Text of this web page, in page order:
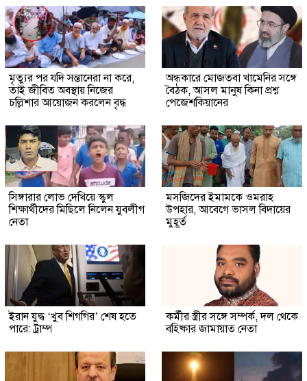
মৃত্যুর পর যদি সন্তানেরা না করে,
তাই জীবিত অবস্থায় নিজের
চল্লিশার আয়োজন করলেন বৃদ্ধ
অন্ধকারে মোজতবা খামেনির সঙ্গে
বৈঠক, আসল মানুষ কিনা প্রশ্ন
পেজেশকিয়ানের
সিঙ্গারার লোভ দেখিয়ে স্কুল
শিক্ষার্থীদের মিছিলে নিলেন যুবলীগ
নেতা
মসজিদের ইমামকে ওমরাহ
উপহার, আবেগে ভাসল বিদায়ের
মুহূর্ত
ইরান যুদ্ধ ‘খুব শিগগির’ শেষ হতে
পারে: ট্রাম্প
কর্মীর স্ত্রীর সঙ্গে সম্পর্ক, দল থেকে
বহিষ্কার জামায়াত নেতা